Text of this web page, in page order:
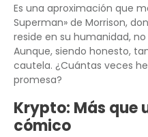
Es una aproximación que
Superman» de Morrison,
reside en su humanidad,
Aunque, siendo honesto,
cautela. ¿Cuántas veces
promesa?
Krypto: Más que
cómico